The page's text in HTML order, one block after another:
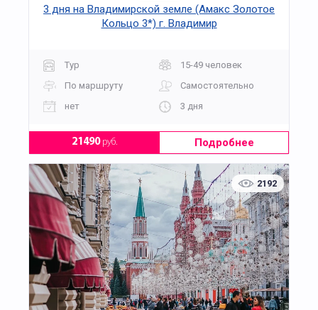
3 дня на Владимирской земле (Амакс Золотое
Кольцо 3*) г. Владимир
Тур
15-49 человек
По маршруту
Самостоятельно
нет
3 дня
21490руб. Подробнее
2192